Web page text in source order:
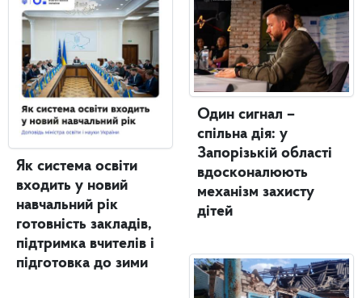
Як система освіти
входить у новий
навчальний рік
готовність закладів,
підтримка вчителів і
підготовка до зими
Один сигнал –
спільна дія: у
Запорізькій області
вдосконалюють
механізм захисту
дітей